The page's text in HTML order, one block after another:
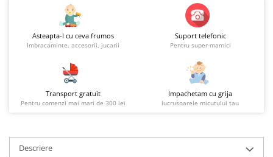
Asteapta-l cu ceva frumos
Imbracaminte, accesorii, jucarii
Suport telefonic
Pentru super-mamici
Transport gratuit
Pentru comenzi mai mari de 300 lei
Impachetam cu grija
lucrusoarele micutului tau
Descriere